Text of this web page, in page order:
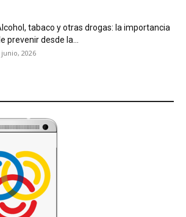
tabaco y otras drogas: la importancia
prevenir desde la...
junio, 2026